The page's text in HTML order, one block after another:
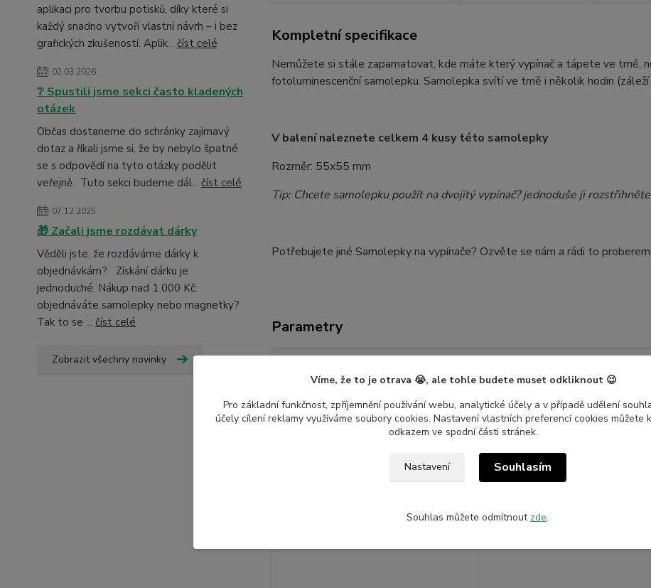
aplikaci pro tvorbu potisků, díky které si
každý snadno vytvoří vlastní návrh – i bez
grafických zkušeností. Aplik... číst celé
02.03.2026
❔ Spustili jsme sekci často kladených
otázek
Občas dostaneme do schránky zajímavý
dotaz a říkali jsme si, že by nebylo špatné
se s odpovědí na tyto otázky podělit
veřejně. Tuto sekci budeme dál... číst celé
07.12.2025
🎁 Začali jsme rozdávat dárky
Věděli jste, že rozdáváme dárky k
objednávkám? Získání dárku je
jednoduché. Nákup nad 1 000 Kč:
objednáváte samolepky nebo magnetky?
Tak to se ... číst celé
Zobrazit všechny novinky
Kompletní specifikace
Nemůžete si stále zapamatovat, kde máte který vypínač a tápete ve tmě,
fotoluminescenční samolepku. Samolepka svítí ve tmě i několik hodin
V balení naleznete celkem 4 kusy této samolepky
Rozměr: 55x55 mm
Tip: Chcete samolepku použít na dvojitý vypínač? jednoduše ji
Potřebujete jiné Samolepky na vypínače? Ozvěte se nám a rádi to
Parametry
Víme, že to je otrava 😭, ale tohle budete muset odkliknout 😉
Pro základní funkčnost, zpříjemnění používání webu, analytické účely a v případě udělení
účely cílení reklamy využíváme soubory cookies. Nastavení vlastních preferencí cookies můžete
odkazem ve spodní části stránek.
Nastavení Souhlasím
Souhlas můžete odmítnout zde.